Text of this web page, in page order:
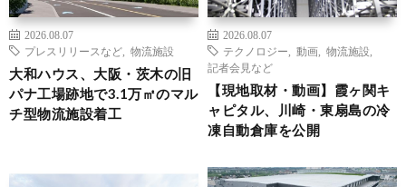
2026.08.07
プレスリリースなど
物流施設
大和ハウス、大阪・茨木の旧
パナ工場跡地で3.1万㎡のマル
チ型物流施設着工
2026.08.07
テクノロジー
動画 物流施設
記者会見など
【現地取材・動画】霞ヶ関キ
ャピタル、川崎・東扇島の冷
凍自動倉庫を公開